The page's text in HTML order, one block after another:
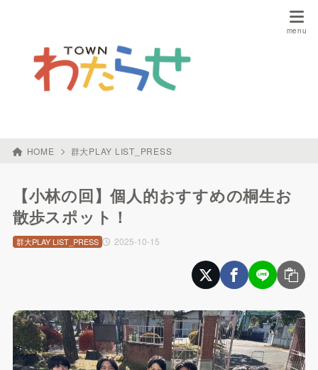
HOME 群大PLAY LIST_PRESS
【小林の回】個人的おすすめの桐生お
散歩スポット！
2025-10-15
群大PLAY LIST_PRESS